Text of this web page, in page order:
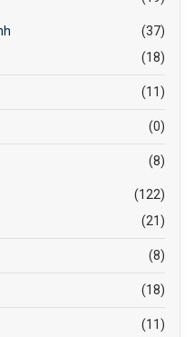
(37)
(18)
(11)
(0)
(8)
(122)
(21)
(8)
(18)
(11)